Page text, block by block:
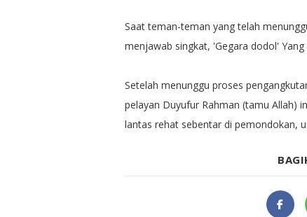
Saat teman-teman yang telah
menjawab singkat, 'Gegara dodol'
Setelah menunggu proses
pelayan Duyufur Rahman (tamu Allah)
lantas rehat sebentar di pemondokan,